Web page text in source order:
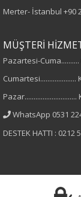
Merter- İstanbul +90
MÜŞTERİ
Pazartesi-Cuma..........
Cumartesi....................
Pazar.............................
WhatsApp 0531
DESTEK HATTI : 0212